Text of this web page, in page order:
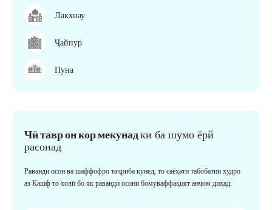
Лакхнау
Ҷайпур
Пуна
Чӣ тавр он кор мекунадки ба шумо ёрй
расонад
Раванди осон ва шаффофро таҷриба кунед, то саёҳати табобатии худро
аз Кашф то холӣ бо як раванди осони бомуваффақият анҷом диҳад.